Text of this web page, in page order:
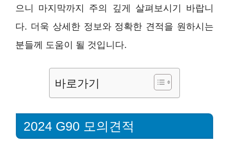
으니 마지막까지 주의 깊게 살펴보시기 바랍니
다. 더욱 상세한 정보와 정확한 견적을 원하시는
분들께 도움이 될 것입니다.
바로가기
2024 G90 모의견적